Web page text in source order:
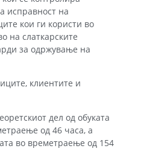
исправност на
кои ги користи во
на слаткарските
за одржување на
клиентите и
дел од обуката
од 46 часа, а
во времетраење од 154